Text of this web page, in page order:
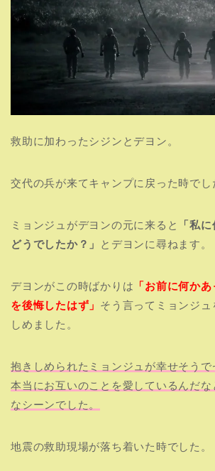
救助に加わったシジンとデヨン。
交代の兵が来てキャンプに戻った時でし
ミョンジュがデヨンの元に来ると
「私
どうでしたか？」
とデヨンに尋ねます。
デヨンがこの時ばかりは 「お前に何か
を後悔したはず」 そう言ってミョンジュ
しめました。
抱きしめられたミョンジュが幸せそうで
本当にお互いのことを愛しているんだ
なシーンでした。
地震の救助現場が落ち着いた時でした。